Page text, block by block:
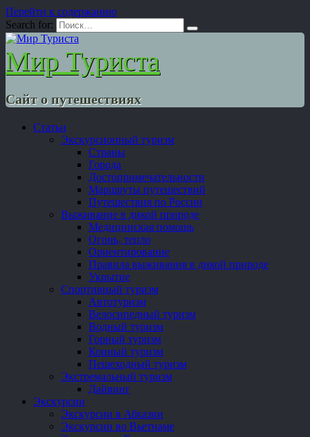
Перейти к содержанию
Search for:
Мир Туриста
Сайт о путешествиях
Статьи
Экскурсионный туризм
Страны
Города
Достопримечательности
Маршруты путешествий
Путешествия по России
Выживание в дикой природе
Медицинская помощь
Огонь, тепло
Ориентирование
Правила выживания в дикой природе
Укрытие
Спортивный туризм
Автотуризм
Велосипедный туризм
Водный туризм
Горный туризм
Конный туризм
Пешеходный туризм
Экстремальный туризм
Дайвинг
Экскурсии
Экскурсии в Абхазии
Экскурсии во Вьетнаме